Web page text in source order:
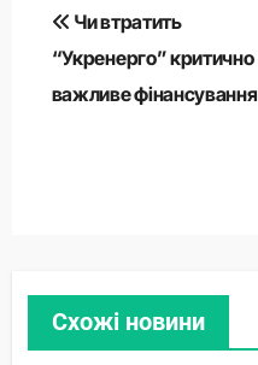
Навігація
записів
Чи втратить
“Укренерго” критично
важливе фінансування
Схожі новини